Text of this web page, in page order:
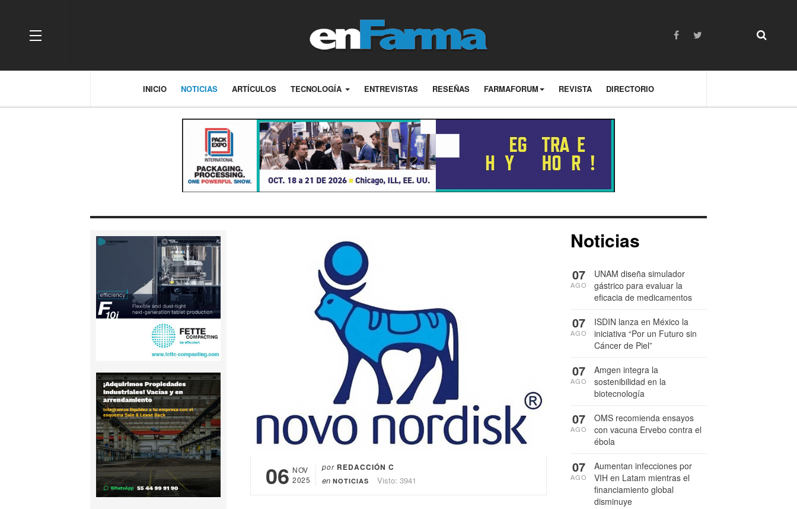
OFF CANVAS
INICIO NOTICIAS ARTÍCULOS TECNOLOGÍA ENTREVISTAS RESEÑAS FARMAFORUM REVISTA DIRECTORIO
06 NOV
2025
por REDACCIÓN C
en NOTICIAS Visto: 3941
Noticias
UNAM diseña simulador
gástrico para evaluar la
eficacia de medicamentos
07
AGO
ISDIN lanza en México la
iniciativa “Por un Futuro sin
Cáncer de Piel”
07
AGO
Amgen integra la
sostenibilidad en la
biotecnología
07
AGO
OMS recomienda ensayos
con vacuna Ervebo contra el
ébola
07
AGO
Aumentan infecciones por
VIH en Latam mientras el
financiamiento global
disminuye
07
AGO